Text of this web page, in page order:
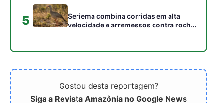
Relacionado
O poder do alecrim contra
Como fortalecer os